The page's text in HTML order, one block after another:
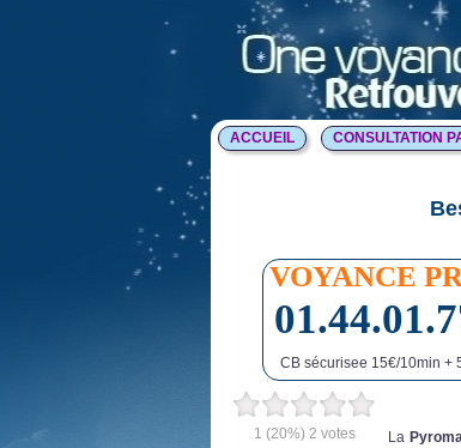
ACCUEIL CONSULTATION
VOYANCE
CB sécurisee 15€/10min +
1 (20%) 2 votes La